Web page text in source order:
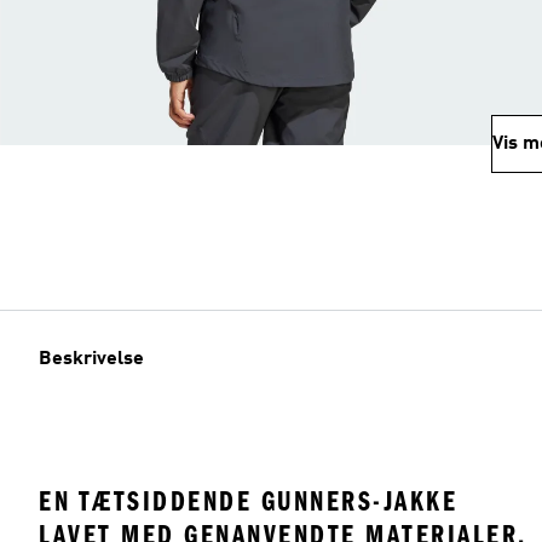
Vis
Beskrivelse
EN TÆTSIDDENDE GUNNERS-JAKKE
LAVET MED GENANVENDTE MATERIALER.